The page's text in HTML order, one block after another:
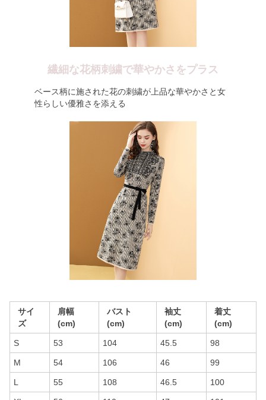
繊細な花柄刺繍で華やかさをプラス
ベース柄に施された花の刺繍が上品な華やかさと女
性らしい優雅さを添える
サイ
ズ
肩幅
(cm)
バスト
(cm)
袖丈
(cm)
着丈
(cm)
S 53 104 45.5 98
M 54 106 46 99
L 55 108 46.5 100